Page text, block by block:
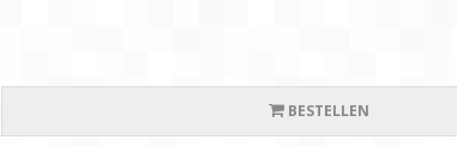
BESTELLEN